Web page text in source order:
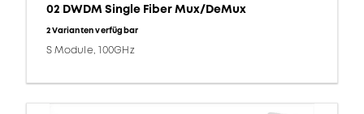
02 DWDM Single Fiber Mux/DeMux
2 Varianten verfügbar
S Module, 100GHz